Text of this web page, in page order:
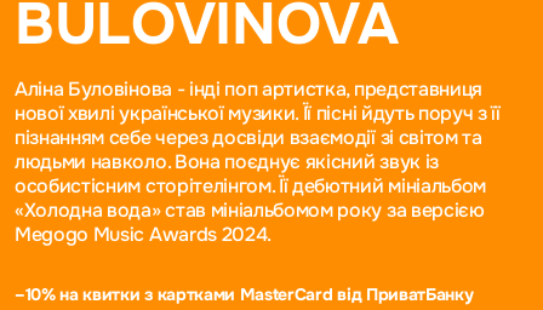
BULOVINOVA
Аліна Буловінова - інді поп артистка, представниця
нової хвилі української музики. Її пісні йдуть поруч з її
пізнанням себе через досвіди взаємодії зі світом та
людьми навколо. Вона поєднує якісний звук із
особистісним сторітелінгом. Її дебютний мініальбом
«Холодна вода» став мініальбомом року за версією
Megogo Music Awards 2024.
–10% на квитки з картками MasterCard від ПриватБанку